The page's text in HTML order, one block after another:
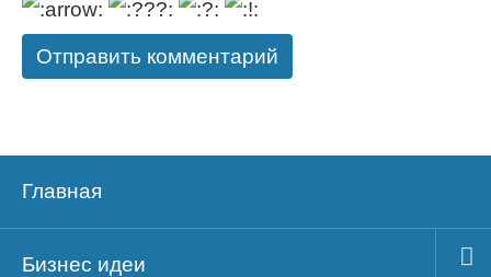
Главная
Бизнес идеи